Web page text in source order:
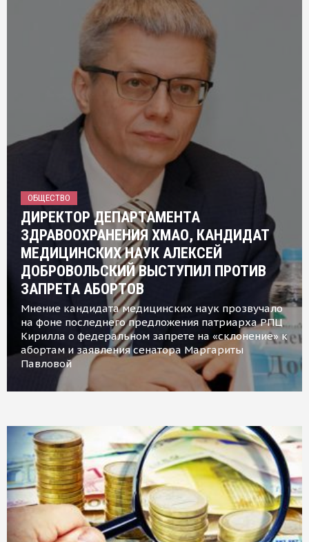
ОБЩЕСТВО
ДИРЕКТОР ДЕПАРТАМЕНТА
ЗДРАВООХРАНЕНИЯ ХМАО, КАНДИДАТ
МЕДИЦИНСКИХ НАУК АЛЕКСЕЙ
ДОБРОВОЛЬСКИЙ ВЫСТУПИЛ ПРОТИВ
ЗАПРЕТА АБОРТОВ
Мнение кандидата медицинских наук прозвучало
на фоне последнего предложения патриарха РПЦ
Кирилла о федеральном запрете на «склонение» к
абортам и заявления сенатора Маргариты
Павловой